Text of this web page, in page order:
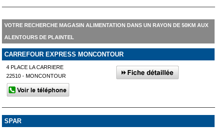
VOTRE RECHERCHE MAGASIN ALIMENTATION DANS UN RAYON DE 50KM AUX
ALENTOURS DE PLAINTEL
CARREFOUR EXPRESS MONCONTOUR
4 PLACE LA CARRIERE
22510 - MONCONTOUR
SPAR